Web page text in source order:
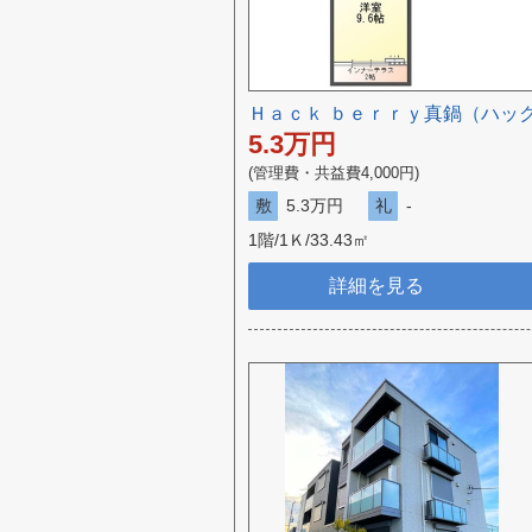
Ｈａｃｋ ｂｅｒｒｙ真鍋（ハッ
5.3万円
(管理費・共益費4,000円)
敷 5.3万円 礼
-
1階/1Ｋ/33.43㎡
詳細を見る